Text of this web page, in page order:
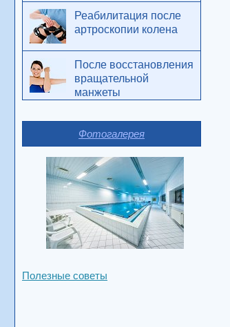
Реабилитация после
артроскопии колена
После восстановления
вращательной
манжеты
Фотогалерея
Полезные советы